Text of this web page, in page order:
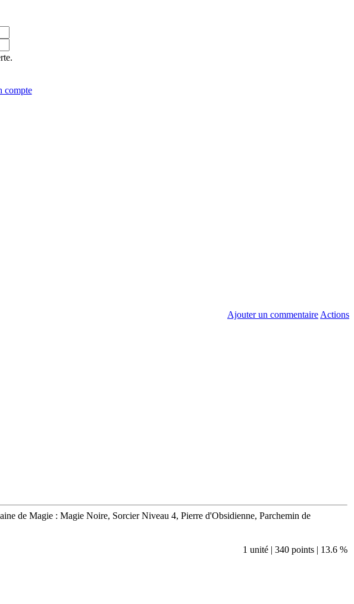
compte
Ajouter un commentaire Actions
de Magie : Magie Noire, Sorcier Niveau 4, Pierre d'Obsidienne, Parchemin de
1 unité | 340 points | 13.6 %